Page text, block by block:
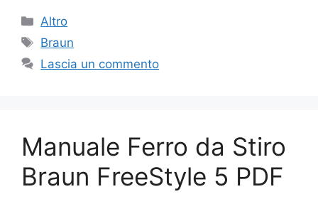
Categorie
Altro
Tag
Braun
Lascia un commento
Manuale Ferro da Stiro
Braun FreeStyle 5 PDF